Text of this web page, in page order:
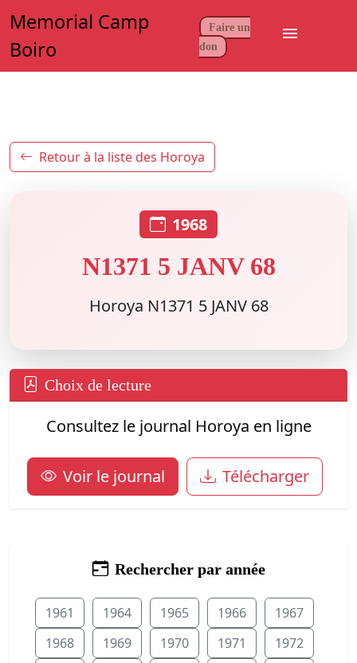
Memorial Camp
Boiro
Faire un
don
menu
Retour à la liste des Horoya
1968
N1371 5 JANV 68
Horoya N1371 5 JANV 68
Choix de lecture
Consultez le journal Horoya en ligne
Voir le journal Télécharger
Rechercher par année
1961 1964 1965 1966
1967
1968
1969 1970 1971
1972